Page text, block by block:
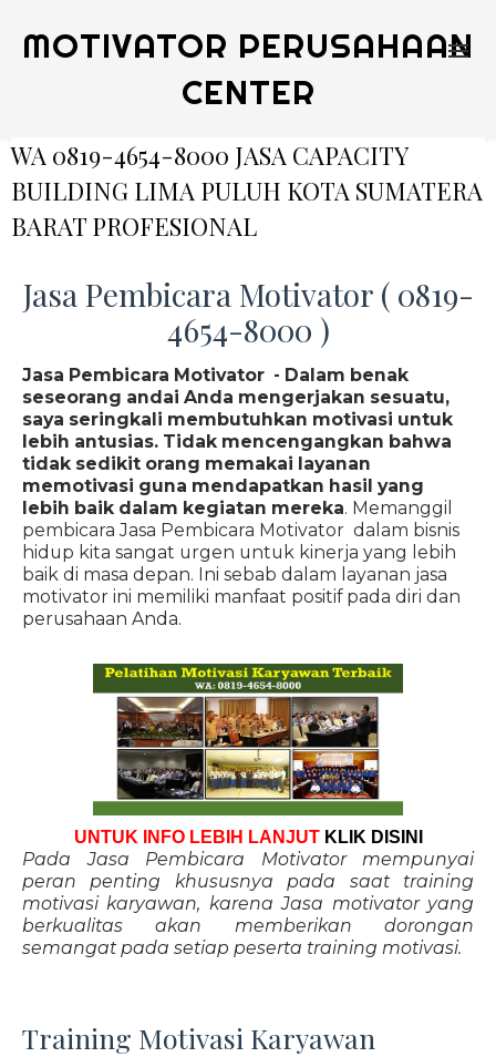
MOTIVATOR PERUSAHAAN
CENTER
WA 0819-4654-8000 JASA CAPACITY
BUILDING LIMA PULUH KOTA SUMATERA
BARAT PROFESIONAL
Jasa Pembicara Motivator ( 0819-
4654-8000 )
Jasa Pembicara Motivator - Dalam benak
seseorang andai Anda mengerjakan sesuatu,
saya seringkali membutuhkan motivasi untuk
lebih antusias. Tidak mencengangkan bahwa
tidak sedikit orang memakai layanan
memotivasi guna mendapatkan hasil yang
lebih baik dalam kegiatan mereka. Memanggil
pembicara Jasa Pembicara Motivator dalam bisnis
hidup kita sangat urgen untuk kinerja yang lebih
baik di masa depan. Ini sebab dalam layanan jasa
motivator ini memiliki manfaat positif pada diri dan
perusahaan Anda.
UNTUK INFO LEBIH LANJUT KLIK DISINI
Pada Jasa Pembicara Motivator mempunyai
peran penting khususnya pada saat training
motivasi karyawan, karena Jasa motivator yang
berkualitas akan memberikan dorongan
semangat pada setiap peserta training motivasi.
Training Motivasi Karyawan